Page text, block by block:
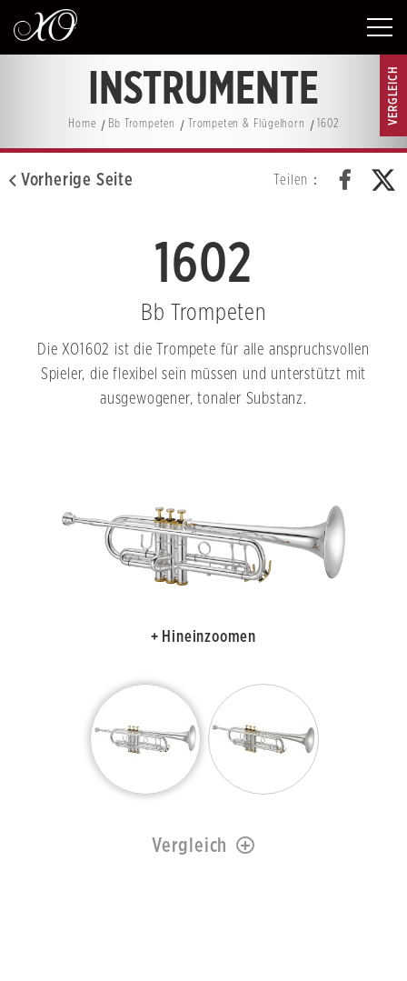
INSTRUMENTE
Home Bb Trompeten Trompeten & Flügelhorn 1602
Vorherige Seite Teilen：
1602
Bb Trompeten
Die XO1602 ist die Trompete für alle anspruchsvollen
Spieler, die flexibel sein müssen und unterstützt mit
ausgewogener, tonaler Substanz.
Vergleich
VERGLEICH